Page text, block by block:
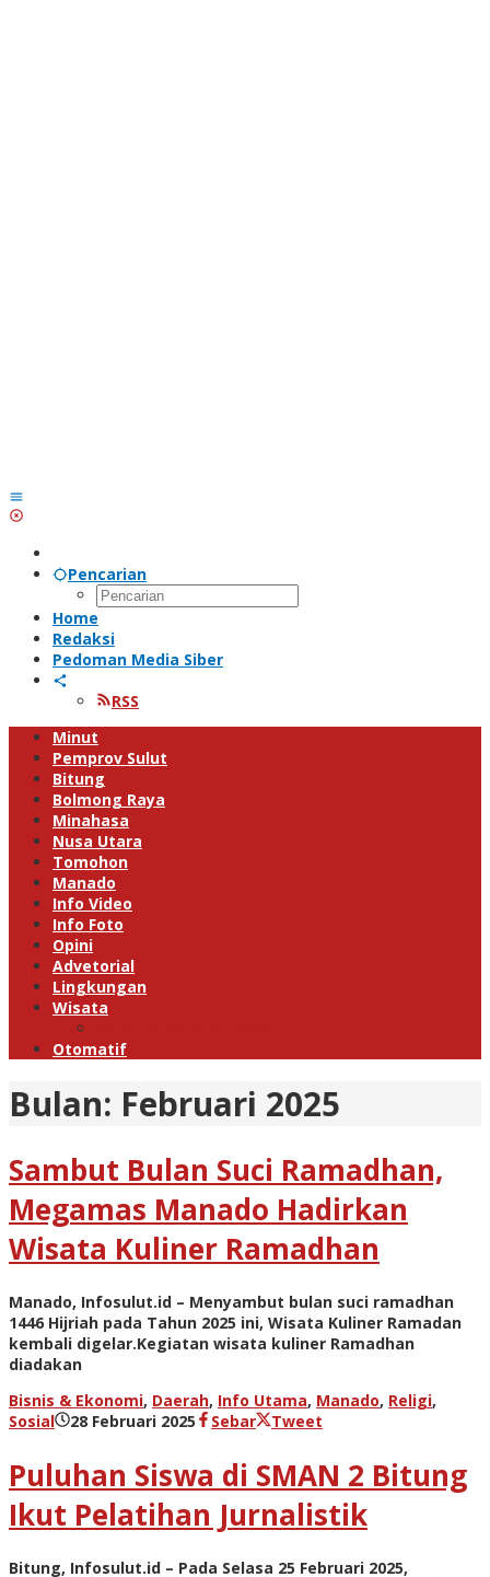
Pencarian
Home
Redaksi
Pedoman Media Siber
RSS
Minut
Pemprov Sulut
Bitung
Bolmong Raya
Minahasa
Nusa Utara
Tomohon
Manado
Info Video
Info Foto
Opini
Advetorial
Lingkungan
Wisata
Otomatif
Bulan: Februari 2025
Sambut Bulan Suci Ramadhan,
Megamas Manado Hadirkan
Wisata Kuliner Ramadhan
Manado, Infosulut.id – Menyambut bulan suci ramadhan
1446 Hijriah pada Tahun 2025 ini, Wisata Kuliner Ramadan
kembali digelar.Kegiatan wisata kuliner Ramadhan
diadakan
Bisnis & Ekonomi, Daerah, Info Utama, Manado, Religi,
Sosial
28 Februari 2025 olehSebar Tweet
Puluhan Siswa di SMAN 2 Bitung
Ikut Pelatihan Jurnalistik
Bitung, Infosulut.id – Pada Selasa 25 Februari 2025,